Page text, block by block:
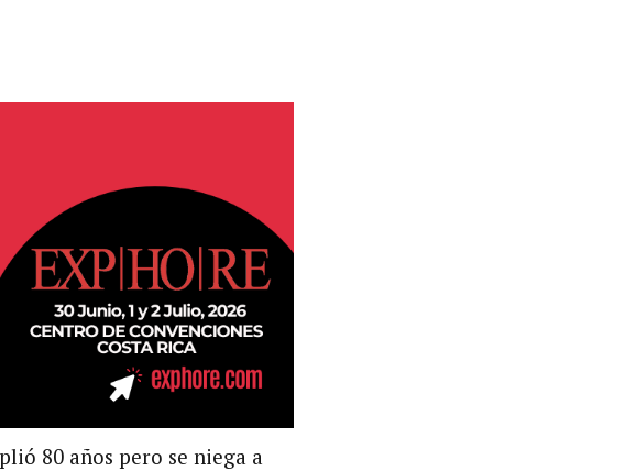
80 años pero se niega a